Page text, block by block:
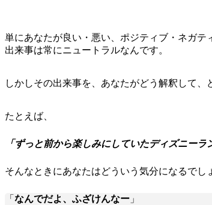
単にあなたが良い・悪い、ポジティブ・ネガテ
出来事は常にニュートラルなんです。
しかしその出来事を、あなたがどう解釈して
たとえば、
「ずっと前から楽しみにしていたディズニー
そんなときにあなたはどういう気分になるでし
「 なんでだよ、ふざけんなー 」